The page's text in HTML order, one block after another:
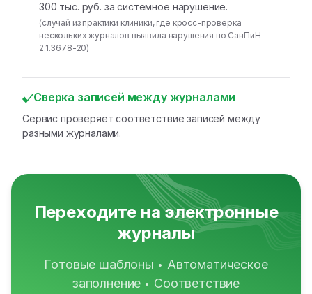
300 тыс. руб. за системное нарушение.
(случай из практики клиники, где кросс-проверка
нескольких журналов выявила нарушения по СанПиН
2.1.3678-20)
Сверка записей между журналами
Сервис проверяет соответствие записей между
разными журналами.
Переходите на электронные
журналы
Готовые шаблоны • Автоматическое
заполнение • Соответствие